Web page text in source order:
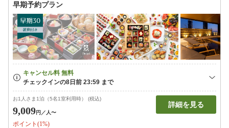
早期予約プラン
お1人さま1泊（5名1室利用時） (税込)
9,009円 ／人〜
ポイント(1%)
詳細を見る